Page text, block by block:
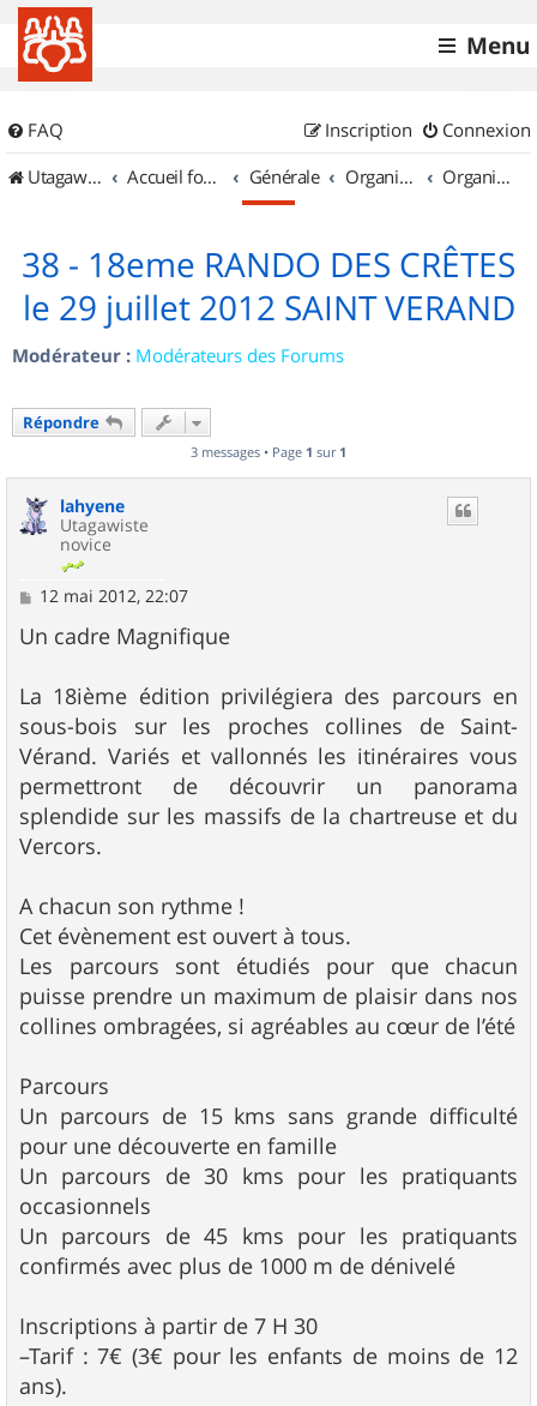
Menu
FAQ Connexion
Inscription
UtagawaVTT (Randos VTT et VTTAE avec traces GPS)
Accueil forum Générale Organisation de sorties & Recherche de partenaires Organisation de sorties en région Rhône Alpes
38 - 18eme RANDO DES CRÊTES
le 29 juillet 2012 SAINT VERAND
Modérateur : Modérateurs des Forums
Répondre
3 messages • Page 1 sur 1
lahyene
Utagawiste
novice
M
s
s
g
e
12 mai 2012, 22:07
Un cadre Magnifique
La 18ième édition privilégiera des parcours en
sous-bois sur les proches collines de Saint-
Vérand. Variés et vallonnés les itinéraires vous
permettront de découvrir un panorama
splendide sur les massifs de la chartreuse et du
Vercors.
A chacun son rythme !
Cet évènement est ouvert à tous.
Les parcours sont étudiés pour que chacun
puisse prendre un maximum de plaisir dans nos
collines ombragées, si agréables au cœur de l’été
Parcours
Un parcours de 15 kms sans grande difficulté
pour une découverte en famille
Un parcours de 30 kms pour les pratiquants
occasionnels
Un parcours de 45 kms pour les pratiquants
confirmés avec plus de 1000 m de dénivelé
Inscriptions à partir de 7 H 30
–Tarif : 7€ (3€ pour les enfants de moins de 12
ans).